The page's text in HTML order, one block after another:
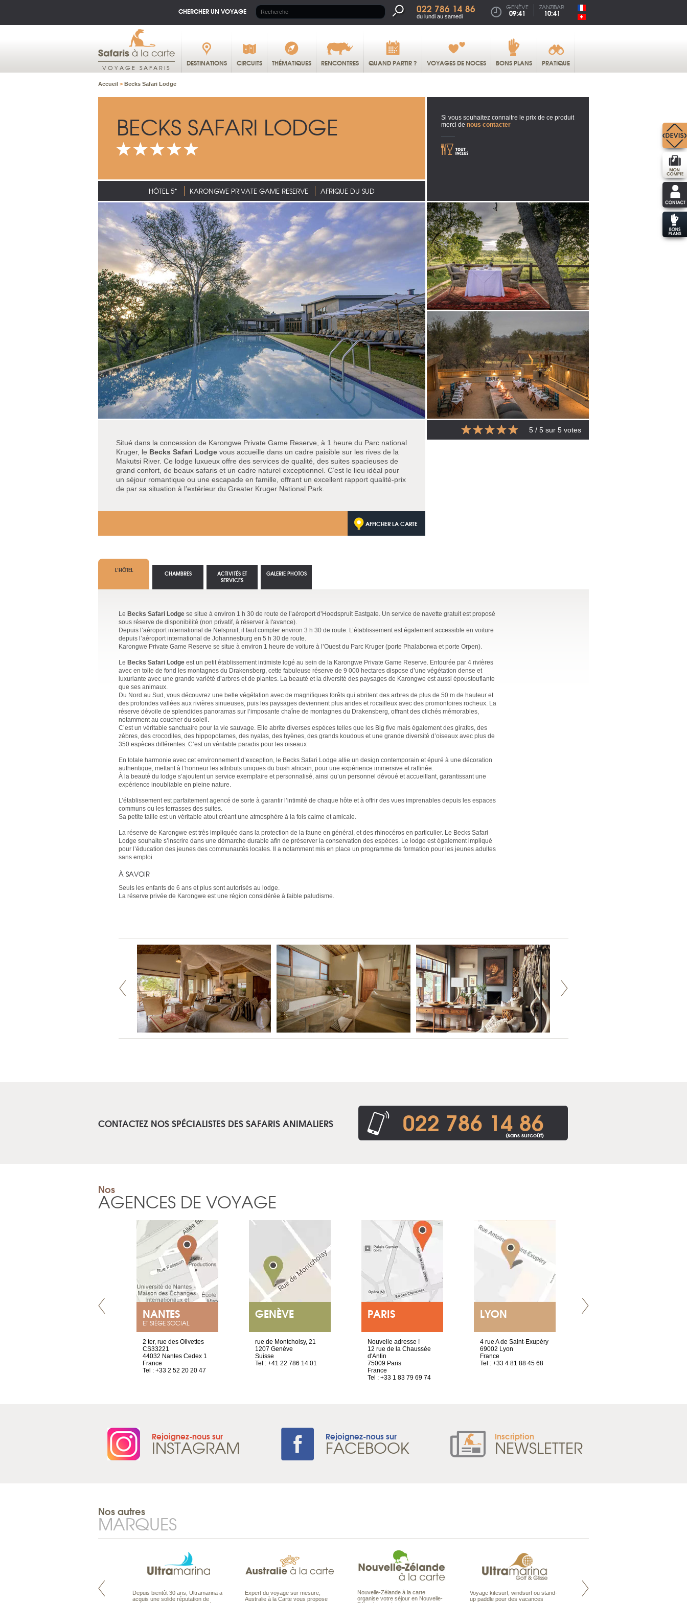
CHERCHER UN VOYAGE 022 786 14 86
du lundi au samedi
GENÈVE
09:41
ZANZIBAR
10:41
VOYAGE SAFARIS DESTINATIONS CIRCUITS THÉMATIQUES RENCONTRES QUAND PARTIR ? VOYAGES DE NOCES BONS PLANS PRATIQUE
Accueil > Becks Safari Lodge
BECKS SAFARI LODGE
HÔTEL 5* KARONGWE PRIVATE GAME RESERVE AFRIQUE DU SUD
Si vous souhaitez connaitre le prix de ce produit
merci de nous contacter
Situé dans la concession de Karongwe Private Game Reserve, à 1 heure du Parc national
Kruger, le Becks Safari Lodge vous accueille dans un cadre paisible sur les rives de la
Makutsi River. Ce lodge luxueux offre des services de qualité, des suites spacieuses de
grand confort, de beaux safaris et un cadre naturel exceptionnel. C’est le lieu idéal pour
un séjour romantique ou une escapade en famille, offrant un excellent rapport qualité-prix
de par sa situation à l’extérieur du Greater Kruger National Park.
AFFICHER LA CARTE
5 / 5 sur 5 votes
L’HÔTEL
Le Becks Safari Lodge se situe à environ 1 h 30 de route de l’aéroport d’Hoedspruit Eastgate. Un service de navette gratuit est proposé
sous réserve de disponibilité (non privatif, à réserver à l'avance).
Depuis l’aéroport international de Nelspruit, il faut compter environ 3 h 30 de route. L’établissement est également accessible en voiture
depuis l’aéroport international de Johannesburg en 5 h 30 de route.
Karongwe Private Game Reserve se situe à environ 1 heure de voiture à l’Ouest du Parc Kruger (porte Phalaborwa et porte Orpen).
Le Becks Safari Lodge est un petit établissement intimiste logé au sein de la Karongwe Private Game Reserve. Entourée par 4 rivières
avec en toile de fond les montagnes du Drakensberg, cette fabuleuse réserve de 9 000 hectares dispose d’une végétation dense et
luxuriante avec une grande variété d’arbres et de plantes. La beauté et la diversité des paysages de Karongwe est aussi époustouflante
que ses animaux.
Du Nord au Sud, vous découvrez une belle végétation avec de magnifiques forêts qui abritent des arbres de plus de 50 m de hauteur et
des profondes vallées aux rivières sinueuses, puis les paysages deviennent plus arides et rocailleux avec des promontoires rocheux. La
réserve dévoile de splendides panoramas sur l’imposante chaîne de montagnes du Drakensberg, offrant des clichés mémorables,
notamment au coucher du soleil.
C’est un véritable sanctuaire pour la vie sauvage. Elle abrite diverses espèces telles que les Big five mais également des girafes, des
zèbres, des crocodiles, des hippopotames, des nyalas, des hyènes, des grands koudous et une grande diversité d’oiseaux avec plus de
350 espèces différentes. C’est un véritable paradis pour les oiseaux
En totale harmonie avec cet environnement d’exception, le Becks Safari Lodge allie un design contemporain et épuré à une décoration
authentique, mettant à l’honneur les attributs uniques du bush africain, pour une expérience immersive et raffinée.
À la beauté du lodge s’ajoutent un service exemplaire et personnalisé, ainsi qu’un personnel dévoué et accueillant, garantissant une
expérience inoubliable en pleine nature.
L’établissement est parfaitement agencé de sorte à garantir l’intimité de chaque hôte et à offrir des vues imprenables depuis les espaces
communs ou les terrasses des suites.
Sa petite taille est un véritable atout créant une atmosphère à la fois calme et amicale.
La réserve de Karongwe est très impliquée dans la protection de la faune en général, et des rhinocéros en particulier. Le Becks Safari
Lodge souhaite s’inscrire dans une démarche durable afin de préserver la conservation des espèces. Le lodge est également impliqué
pour l’éducation des jeunes des communautés locales. Il a notamment mis en place un programme de formation pour les jeunes adultes
sans emploi.
À SAVOIR
Seuls les enfants de 6 ans et plus sont autorisés au lodge.
La réserve privée de Karongwe est une région considérée à faible paludisme.
CHAMBRES
ACTIVITÉS ET
SERVICES
GALERIE PHOTOS
CONTACTEZ NOS SPÉCIALISTES DES SAFARIS ANIMALIERS 022 786 14 86
(sans surcoût)
Nos
AGENCES DE VOYAGE
NANTES
ET SIÈGE SOCIAL
2 ter, rue des Olivettes
CS33221
44032 Nantes Cedex 1
France
Tel : +33 2 52 20 20 47
GENÈVE
rue de Montchoisy, 21
1207 Genève
Suisse
Tel : +41 22 786 14 01
PARIS
Nouvelle adresse !
12 rue de la Chaussée
d'Antin
75009 Paris
France
Tel : +33 1 83 79 69 74
LYON
4 rue A de Saint-Exupéry
69002 Lyon
France
Tel : +33 4 81 88 45 68
Rejoignez-nous sur
INSTAGRAM Rejoignez-nous sur
FACEBOOK Inscription
NEWSLETTER
Nos autres
MARQUES
Pacifique à la carte est le spécialiste
Depuis bientôt 30 ans, Ultramarina a
acquis une solide réputation de
Expert du voyage sur mesure,
Australie à la Carte vous propose
Nouvelle-Zélande à la carte
organise votre séjour en Nouvelle-
Voyage kitesurf, windsurf ou stand-
up paddle pour des vacances
Maldives à la Carte propose tous